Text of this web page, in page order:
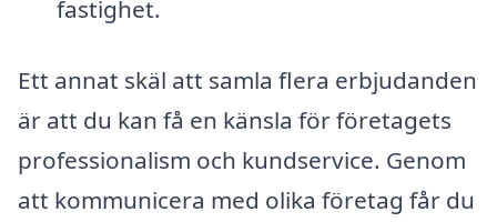
fastighet.
Ett annat skäl att samla flera erbjudanden
är att du kan få en känsla för företagets
professionalism och kundservice. Genom
att kommunicera med olika företag får du